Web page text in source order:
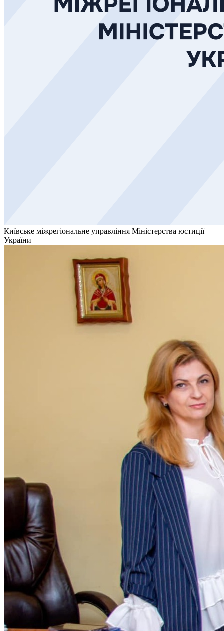
Київське міжрегіональне управління Міністерства юстиції
України